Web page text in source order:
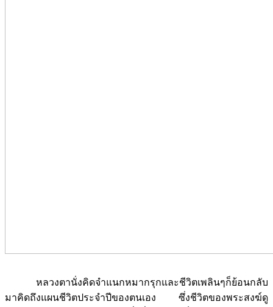
หลวงตานั่งคิดจำแนกหมากรุกและชีวิตเพลินๆก็ย้อนกลับ
มาคิดถึงแผนชีวิตประจำปีของตนเอง ซึ่งชีวิตของพระสงฆ์ดู